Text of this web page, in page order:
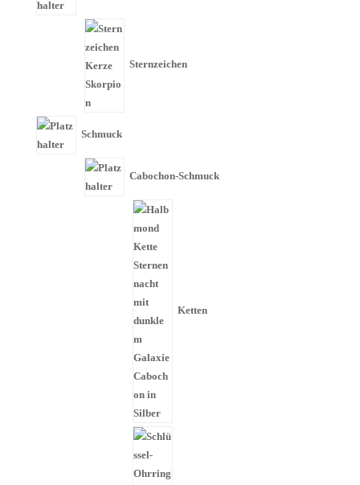
Sternzeichen
Schmuck
Cabochon-Schmuck
Ketten